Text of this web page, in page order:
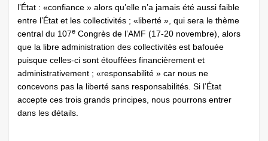
l’État : «confiance » alors qu’elle n’a jamais été aussi faible
entre l’État et les collectivités ; «liberté », qui sera le thème
central du 107e Congrès de l’AMF (17-20 novembre), alors
que la libre administration des collectivités est bafouée
puisque celles-ci sont étouffées financièrement et
administrativement ; «responsabilité » car nous ne
concevons pas la liberté sans responsabilités. Si l’État
accepte ces trois grands principes, nous pourrons entrer
dans les détails.